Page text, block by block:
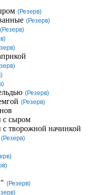
(Резерв)
(Резерв)
(Резерв)
(Резерв)
(Резерв)
с сыром
с творожной начинкой
(Резерв)
(Резерв)